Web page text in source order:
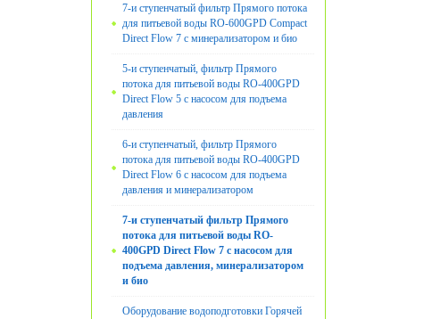
7-и ступенчатый фильтр Прямого потока
для питьевой воды RO-600GPD Compact
Direct Flow 7 с минерализатором и био
5-и ступенчатый, фильтр Прямого
потока для питьевой воды RO-400GPD
Direct Flow 5 с насосом для подъема
давления
6-и ступенчатый, фильтр Прямого
потока для питьевой воды RO-400GPD
Direct Flow 6 с насосом для подъема
давления и минерализатором
7-и ступенчатый фильтр Прямого
потока для питьевой воды RO-
400GPD Direct Flow 7 с насосом для
подъема давления, минерализатором
и био
Оборудование водоподготовки Горячей